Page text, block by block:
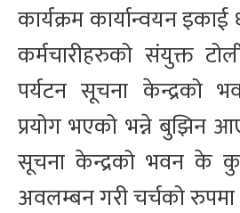
कार्यक्रम कार्यान्वयन
कर्मचारीहरुको संयुक्त
पर्यटन सूचना केन्द्रको
प्रयोग भएको भन्ने बुझिन
सूचना केन्द्रको भवन के कुन
अवलम्बन गरी चर्चको रुपमा